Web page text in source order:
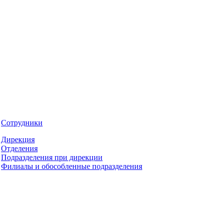
Сотрудники
Дирекция
Отделения
Подразделения при дирекции
Филиалы и обособленные подразделения